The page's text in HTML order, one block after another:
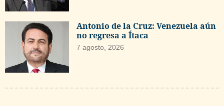
Antonio de la Cruz: Venezuela aún
no regresa a Ítaca
7 agosto, 2026